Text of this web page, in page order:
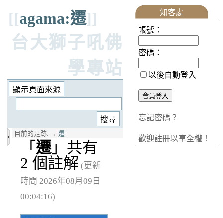
[[agama:遷]]
台大獅子吼佛
學專站
目前的足跡: → 遷
「 遷」共有
2 個註解 (更新
時間 2026年08月09日
00:04:16)
知客處
帳號：
密碼：
以後自動登入
忘記密碼？
歡迎註冊以享全權！